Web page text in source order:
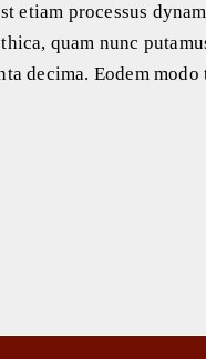
etiam processus
quam nunc
decima. Eodem